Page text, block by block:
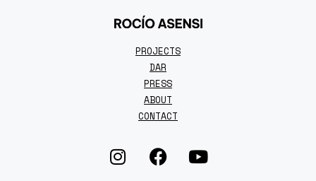
PROJECTS
DAR
PRESS
ABOUT
CONTACT